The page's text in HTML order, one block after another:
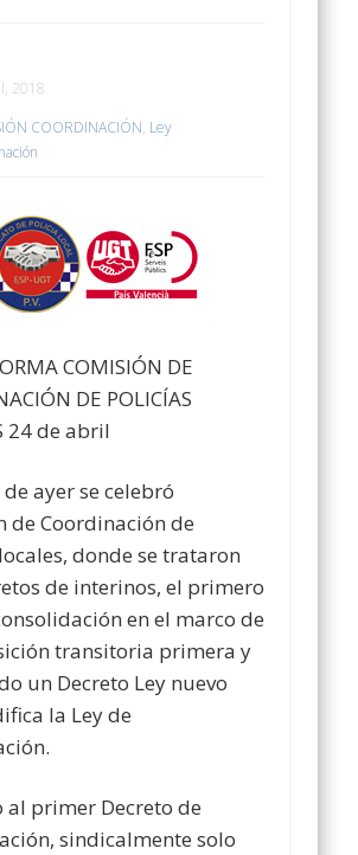
2018
COORDINACIÓN, Ley
COMISIÓN DE
DE POLICÍAS
24 de abril
ayer se celebró
de Coordinación de
donde se trataron
de interinos, el primero
en el marco de
transitoria primera y
un Decreto Ley nuevo
la Ley de
al primer Decreto de
, sindicalmente solo